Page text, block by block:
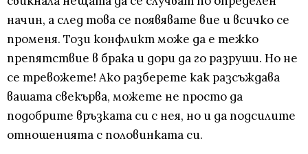
начин, а след това се появявате вие и всичко се
променя. Този конфликт може да е тежко
препятствие в брака и дори да го разруши. Но не
се тревожете! Ако разберете как разсъждава
вашата свекърва, можете не просто да
подобрите връзката си с нея, но и да подсилите
отношенията с половинката си.